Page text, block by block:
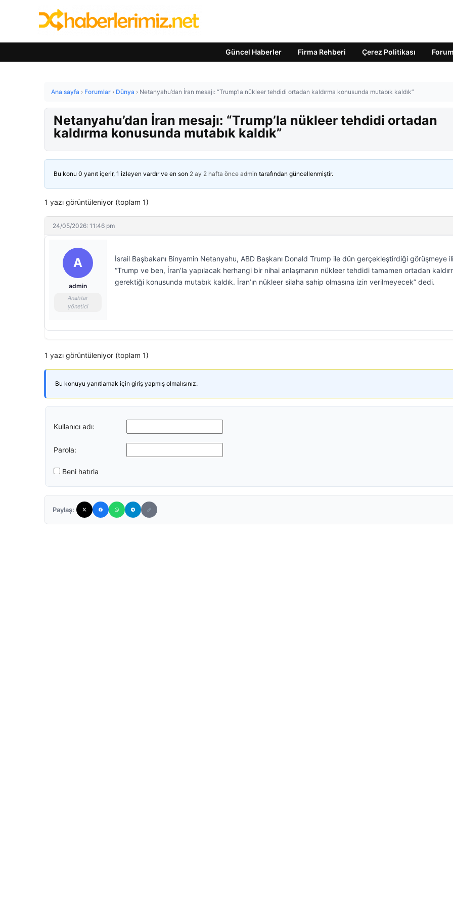
Güncel Haberler Firma Rehberi Çerez Politikası Forum
Ana sayfa › Forumlar › Dünya › Netanyahu’dan İran mesajı: “Trump’la nükleer tehdidi ortadan kaldırma konusunda mutabık kaldık”
Netanyahu’dan İran mesajı: “Trump’la nükleer tehdidi ortadan
kaldırma konusunda mutabık kaldık”
Bu konu 0 yanıt içerir, 1 izleyen vardır ve en son 2 ay 2 hafta önce admin tarafından güncellenmiştir.
1 yazı görüntüleniyor (toplam 1)
24/05/2026: 11:46 pm
A
admin
Anahtar
yönetici
İsrail Başbakanı Binyamin Netanyahu, ABD Başkanı Donald Trump ile dün gerçekleştirdiği görüşmeye
“Trump ve ben, İran’la yapılacak herhangi bir nihai anlaşmanın nükleer tehdidi tamamen ortadan
gerektiği konusunda mutabık kaldık. İran’ın nükleer silaha sahip olmasına izin verilmeyecek” dedi.
1 yazı görüntüleniyor (toplam 1)
Bu konuyu yanıtlamak için giriş yapmış olmalısınız.
Kullanıcı adı:
Parola:
Beni hatırla
Paylaş: